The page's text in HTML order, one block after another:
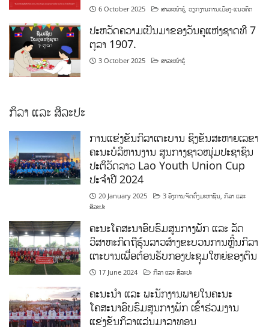
6 October 2025 ສາລະໜ້າຮູ້ ,ວຽກງານການເມືອງ-ແນວຄິດ
ປະຫວັດຄວາມເປັນມາຂອງວັນຄູແຫ່ງຊາດທີ 7
ຕຸລາ 1907.
3 October 2025 ສາລະໜ້າຮູ້
ກິລາ ແລະ ສິລະປະ
ການແຂ່ງຂັນກິລາເຕະບານ ຊິງຂັນສະຫາຍເລຂາ
ຄະນະບໍລິຫານງານ ສູນກາງຊາວໜຸ່ມປະຊາຊົນ
ປະຕິວັດລາວ Lao Youth Union Cup
ປະຈຳປີ 2024
20 January 2025 3 ອົງການຈັດຕັ້ງມະຫາຊົນ ,ກິລາ ແລະ
ສິລະປະ
ຄະນະໂຄສະນາອົບຮົມສູນກາງພັກ ແລະ ລັດ
ວິສາຫະກິດຖືຮຸ້ນລາວສ້າງຂະບວນການຫຼີ້ນກິລາ
ເຕະບານເພື່ອຕ້ອນຮັບກອງປະຊຸມໃຫຍ່ຂອງຕົນ
17 June 2024 ກິລາ ແລະ ສິລະປະ
ຄະນະນຳ ແລະ ພະນັກງານພາຍໃນຄະນະ
ໂຄສະນາອົບຮົມສູນກາງພັກ ເຂົ້າຮ່ວມງານ
ແຂ່ງຂັນກິລາແລ່ນມາລາທອນ